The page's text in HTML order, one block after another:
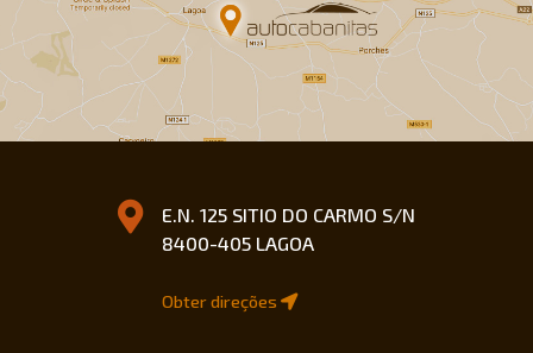
E.N. 125 SITIO DO CARMO S/N
8400-405 LAGOA
Obter direções